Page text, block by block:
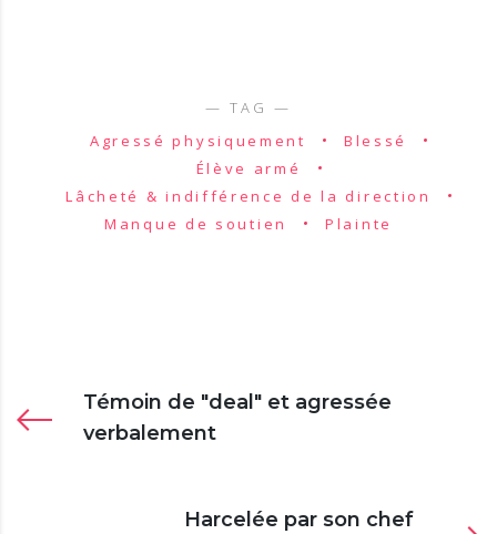
Agressé physiquement
Blessé
Élève armé
Lâcheté & indifférence de la direction
Manque de soutien
Plainte
Témoin de "deal" et agressée
verbalement
Harcelée par son chef